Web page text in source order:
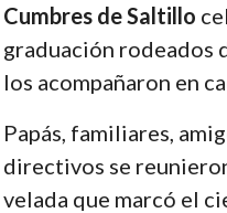
Cumbres de Saltillo
graduación rodeados
los acompañaron en
Papás, familiares,
directivos se
velada que marcó el